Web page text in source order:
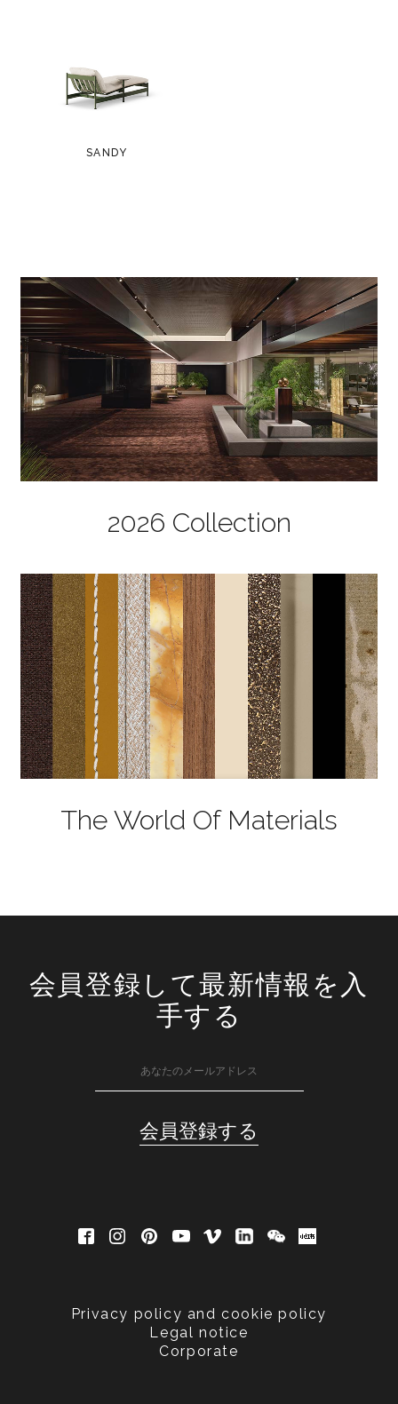
SANDY
2026 Collection
The World Of Materials
会員登録して最新情報を入
手する
Privacy policy and cookie policy
Legal notice
Corporate